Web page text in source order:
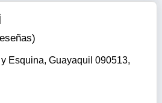
Esquina, Guayaquil 090513,